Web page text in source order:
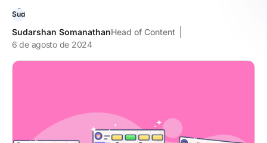
Sudarshan SomanathanHead of Content
6 de agosto de 2024